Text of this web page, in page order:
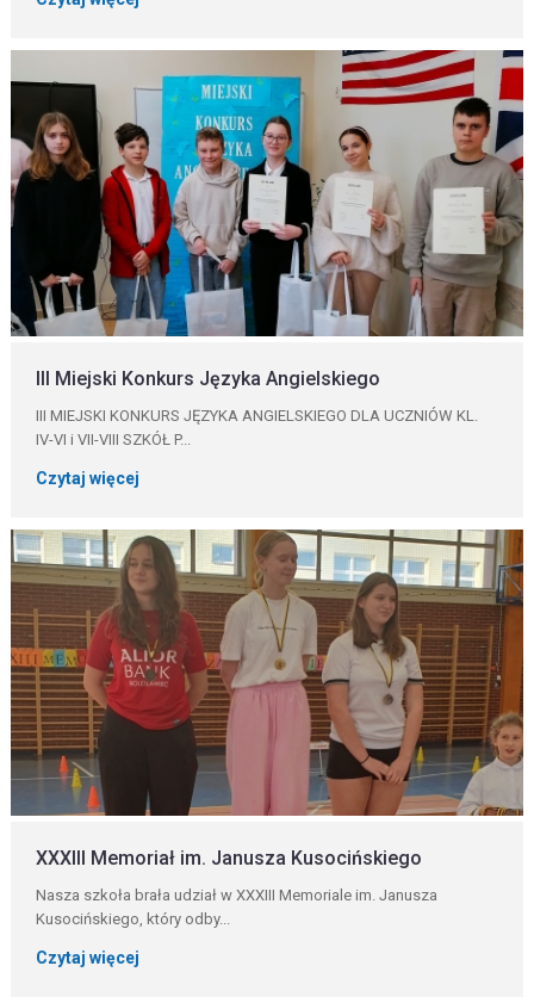
III Miejski Konkurs Języka Angielskiego
III MIEJSKI KONKURS JĘZYKA ANGIELSKIEGO DLA UCZNIÓW KL.
IV-VI i VII-VIII SZKÓŁ P...
Czytaj więcej
XXXIII Memoriał im. Janusza Kusocińskiego
Nasza szkoła brała udział w XXXIII Memoriale im. Janusza
Kusocińskiego, który odby...
Czytaj więcej